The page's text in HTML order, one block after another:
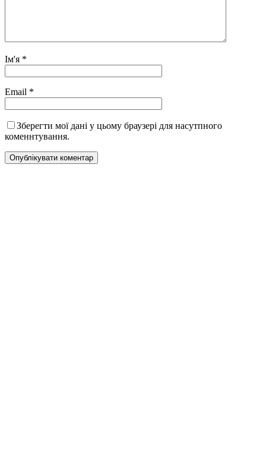
Ім'я *
Email *
Зберегти мої дані у цьому браузері для насутпного
коменнтування.